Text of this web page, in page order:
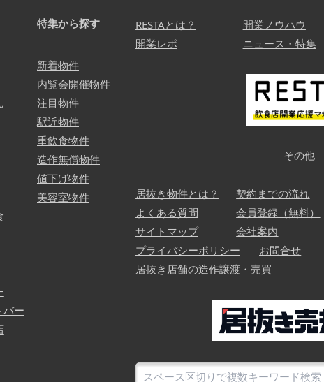
バー
特集から探す
新着物件
内覧会開催物件
注目物件
駅近物件
重飲食物件
造作無償物件
値下げ物件
美容室物件
RESTAとは？ 開業ノウハウ
開業レポ
ニュース・特集
その他
居抜き物件とは？ 契約までの流れ
よくある質問
会員登録（無料）
サイトマップ
会社案内
プライバシーポリシー
お問合せ
居抜き店舗の造作譲渡・売買